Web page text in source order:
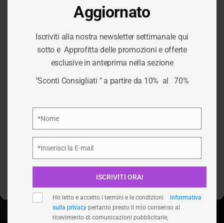
Gestisci Consenso Cookie
Per fornire le migliori esperienze, utilizziamo tecnologie come i
cookie per memorizzare e/o accedere alle informazioni del
dispositivo. Il consenso a queste tecnologie ci permetterà di
elaborare dati come il comportamento di navigazione o ID unici
Accetta
Nega
Visualizza le preferenze
CATEGORIA:
TICKET
Aggiornato
Iscriviti alla nostra newsletter settimanale qui
sotto e Approfitta delle promozioni e offerte
esclusive in anteprima nella sezione
"Sconti Consigliati " a partire da 10% al 70%
*Nome
*Inserisci la E-mail
ISCRIVITI ORA!
Ho letto e accetto i termini e le condizioni
informativa
sulla privacy pertanto presto il mio consenso al
ricevimento di comunicazioni pubblicitarie,